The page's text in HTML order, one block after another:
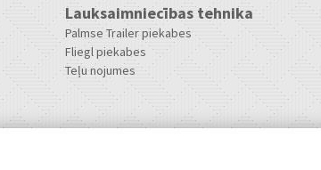
Lauksaimniecības tehnika
Palmse Trailer piekabes
Fliegl piekabes
Teļu nojumes